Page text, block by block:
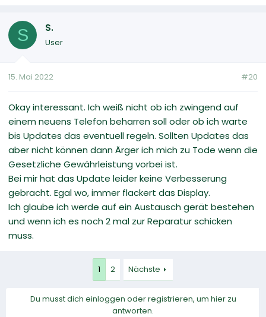
S S.
User
15. Mai 2022 #20
Okay interessant. Ich weiß nicht ob ich zwingend auf
einem neuens Telefon beharren soll oder ob ich warte
bis Updates das eventuell regeln. Sollten Updates das
aber nicht können dann Ärger ich mich zu Tode wenn die
Gesetzliche Gewährleistung vorbei ist.
Bei mir hat das Update leider keine Verbesserung
gebracht. Egal wo, immer flackert das Display.
Ich glaube ich werde auf ein Austausch gerät bestehen
und wenn ich es noch 2 mal zur Reparatur schicken
muss.
1 2 Nächste
Du musst dich einloggen oder registrieren, um hier zu
antworten.